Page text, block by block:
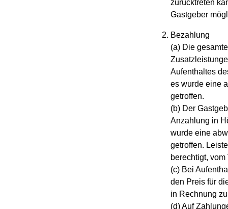
zurücktreten
Gastgeber
Bezahlung
(a) Die
Aufenthaltes
es wurde eine
getroffen.
(b) Der
Anzahlung in
wurde eine
getroffen.
berechtigt,
(c) Bei
den Preis für
in Rechnung
(d) Auf